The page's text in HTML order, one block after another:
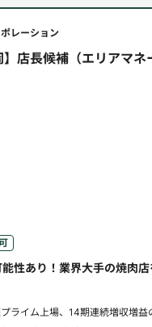
レーション
】店長候補（エリアマネ
性あり！業界大手の焼肉
プライム上場、14期連続増収増